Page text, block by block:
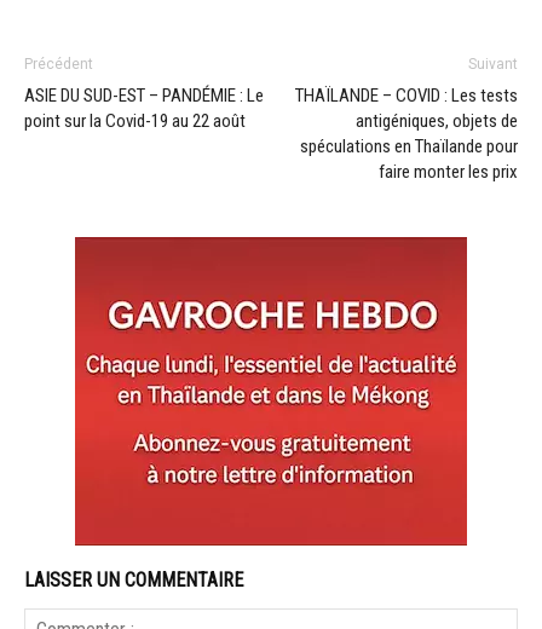
Précédent
ASIE DU SUD-EST – PANDÉMIE : Le
point sur la Covid-19 au 22 août
Suivant
THAÏLANDE – COVID : Les tests
antigéniques, objets de
spéculations en Thaïlande pour
faire monter les prix
LAISSER UN COMMENTAIRE